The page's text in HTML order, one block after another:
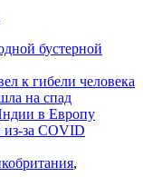
бустерной
к гибели человека
на спад
в Европу
за COVID
,